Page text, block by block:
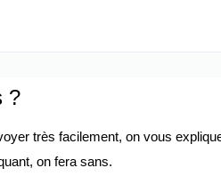
?
très facilement, on vous
on fera sans.